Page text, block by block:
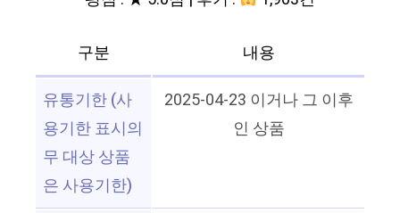
구분
내용
유통기한 (사
용기한 표시의
무 대상 상품
은 사용기한)
2025-04-23 이거나 그 이후
인 상품